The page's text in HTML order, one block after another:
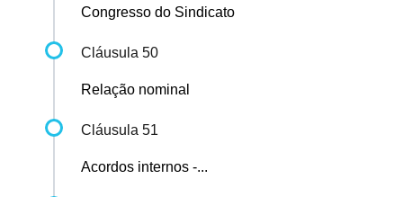
Congresso do Sindicato
Cláusula 50
Relação nominal
Cláusula 51
Acordos internos -...